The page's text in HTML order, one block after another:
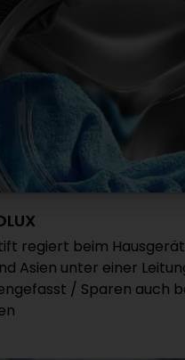
regiert beim
Asien unter einer
/ Sparen auch